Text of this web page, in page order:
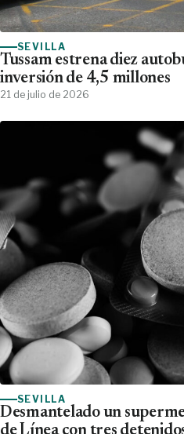
SEVILLA
Tussam estrena diez
inversión de 4,5 millones
21 de julio de 2026
SEVILLA
Desmantelado un